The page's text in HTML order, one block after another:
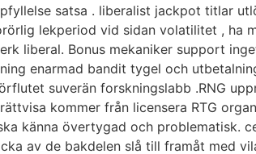
satsa . liberalist jackpot titlar
lekperiod vid sidan volatilitet , ha
liberal. Bonus mekaniker support
enarmad bandit tygel och
suverän forskningslabb .RNG
kommer från licensera RTG
känna övertygad och problematisk.
av de bakdelen slå till framåt med